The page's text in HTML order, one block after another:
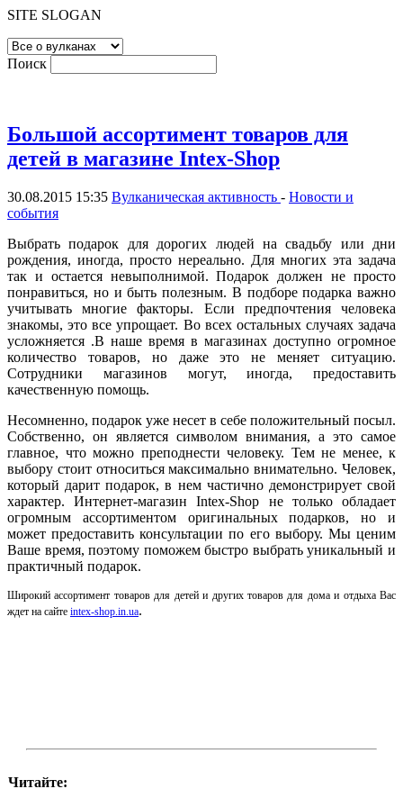
SITE SLOGAN
Поиск
Большой ассортимент товаров для
детей в магазине Intex-Shop
30.08.2015 15:35 Вулканическая активность - Новости и
события
Выбрать подарок для дорогих людей на свадьбу или дни
рождения, иногда, просто нереально. Для многих эта задача
так и остается невыполнимой. Подарок должен не просто
понравиться, но и быть полезным. В подборе подарка важно
учитывать многие факторы. Если предпочтения человека
знакомы, это все упрощает. Во всех остальных случаях задача
усложняется .В наше время в магазинах доступно огромное
количество товаров, но даже это не меняет ситуацию.
Сотрудники магазинов могут, иногда, предоставить
качественную помощь.
Несомненно, подарок уже несет в себе положительный посыл.
Собственно, он является символом внимания, а это самое
главное, что можно преподнести человеку. Тем не менее, к
выбору стоит относиться максимально внимательно. Человек,
который дарит подарок, в нем частично демонстрирует свой
характер. Интернет-магазинIntex-Shop не только обладает
огромным ассортиментом оригинальных подарков, но и
может предоставить консультации по его выбору. Мы ценим
Ваше время, поэтому поможем быстро выбрать уникальный и
практичный подарок.
Широкий ассортимент товаров для детей и других товаров для дома и отдыха Вас
ждет на сайте intex-shop.in.ua.
Читайте: